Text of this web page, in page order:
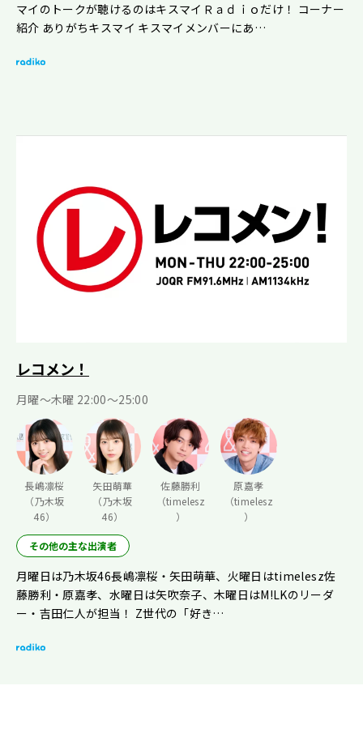
マイのトークが聴けるのはキスマイＲａｄｉｏだけ！ コーナー
紹介 ありがちキスマイ キスマイメンバーにあ…
レコメン！
月曜〜木曜 22:00〜25:00
長嶋凛桜
（乃木坂
46）
矢田萌華
（乃木坂
46）
佐藤勝利
（timelesz
）
原嘉孝
（timelesz
）
その他の主な出演者
月曜日は乃木坂46長嶋凛桜・矢田萌華、火曜日はtimelesz佐
藤勝利・原嘉孝、水曜日は矢吹奈子、木曜日はM!LKのリーダ
ー・吉田仁人が担当！ Z世代の「好き…